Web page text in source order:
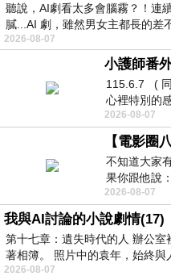
聽說，AI劇看太多會腦霧？！連
膩...AI 劇，雖然男女主都長的差
2026-08-07
115.6.7 ( 同
心裡特別的
智課的她,特
2026-08-07
不知道大家
果你跟他說
出一種慈祥
2026-08-07
我與AI討論的小說劇情(17)
第十七章：遺失時代的人 辦公
著相簿。 照片中的袁年，始終與
2026-08-07